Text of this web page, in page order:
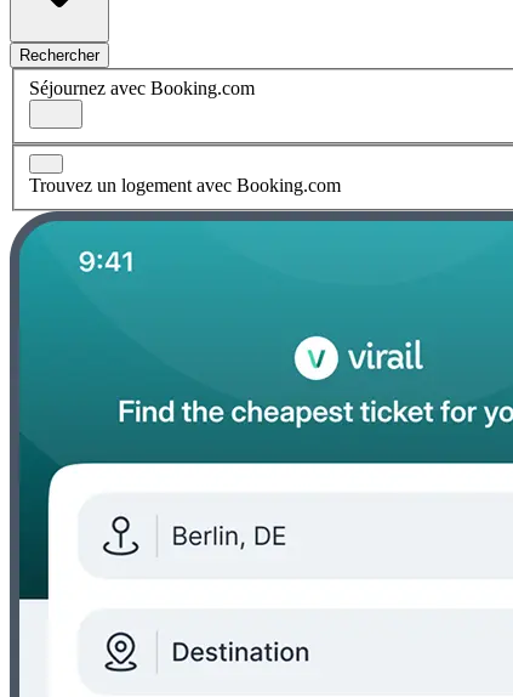
Rechercher
Séjournez avec Booking.com
Trouvez un logement avec Booking.com